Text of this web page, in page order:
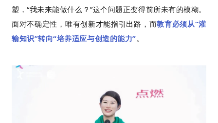
塑，“我未来能做什么？”这个问题正变得前所未有的模糊。
面对不确定性，唯有创新才能指引出路，而教育必须从“灌
输知识”转向“培养适应与创造的能力”。